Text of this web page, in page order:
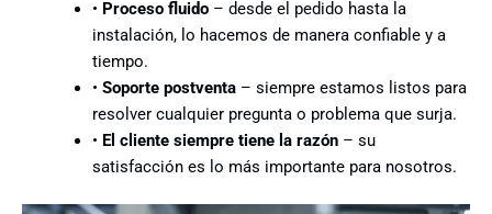
• Proceso fluido– desde el pedido hasta la
instalación, lo hacemos de manera confiable y a
tiempo.
• Soporte postventa– siempre estamos listos para
resolver cualquier pregunta o problema que surja.
• El cliente siempre tiene la razón– su
satisfacción es lo más importante para nosotros.